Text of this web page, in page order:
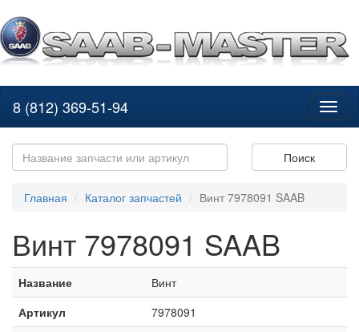
8 (812) 369-51-94
Поиск
Главная Каталог запчастей Винт 7978091 SAAB
Винт 7978091 SAAB
Название
Винт
Артикул
7978091